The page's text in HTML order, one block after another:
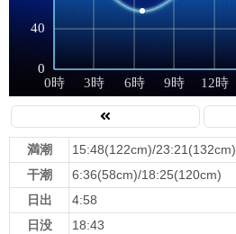
満潮
15:48(122cm)/23:21(132cm)
干潮
6:36(58cm)/18:25(120cm)
日出
4:58
日没
18:43